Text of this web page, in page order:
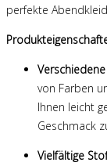
perfekte
von Farben
Ihnen leicht
Geschmack
Vielfältige